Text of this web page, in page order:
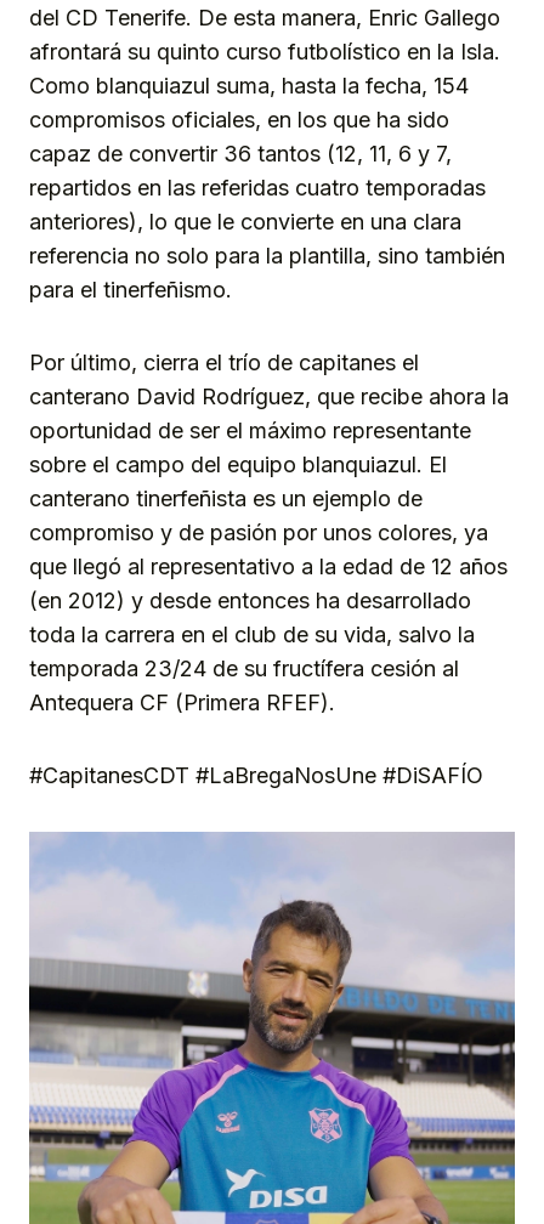
del CD Tenerife. De esta manera, Enric Gallego
afrontará su quinto curso futbolístico en la Isla.
Como blanquiazul suma, hasta la fecha, 154
compromisos oficiales, en los que ha sido
capaz de convertir 36 tantos (12, 11, 6 y 7,
repartidos en las referidas cuatro temporadas
anteriores), lo que le convierte en una clara
referencia no solo para la plantilla, sino también
para el tinerfeñismo.
Por último, cierra el trío de capitanes el
canterano David Rodríguez, que recibe ahora la
oportunidad de ser el máximo representante
sobre el campo del equipo blanquiazul. El
canterano tinerfeñista es un ejemplo de
compromiso y de pasión por unos colores, ya
que llegó al representativo a la edad de 12 años
(en 2012) y desde entonces ha desarrollado
toda la carrera en el club de su vida, salvo la
temporada 23/24 de su fructífera cesión al
Antequera CF (Primera RFEF).
#CapitanesCDT #LaBregaNosUne #DiSAFÍO